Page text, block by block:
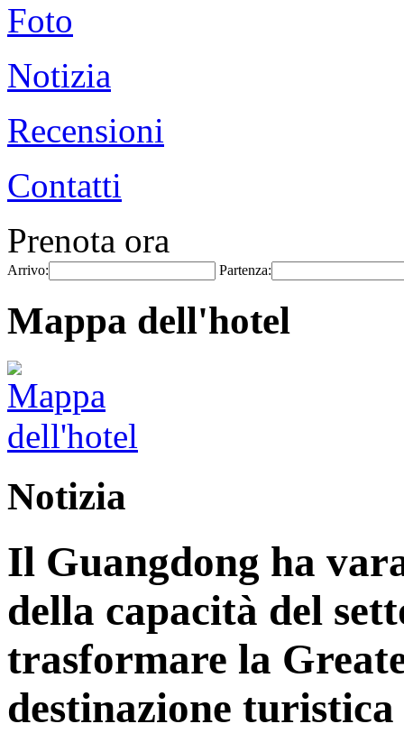
Foto
Notizia
Recensioni
Contatti
Prenota ora
Arrivo: Partenza:
Mappa dell'hotel
Notizia
Il Guangdong ha
della capacità del
trasformare la
destinazione